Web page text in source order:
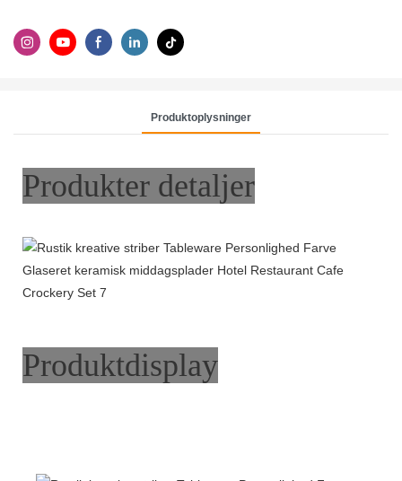
Produktoplysninger
Produkter detaljer
Produktdisplay